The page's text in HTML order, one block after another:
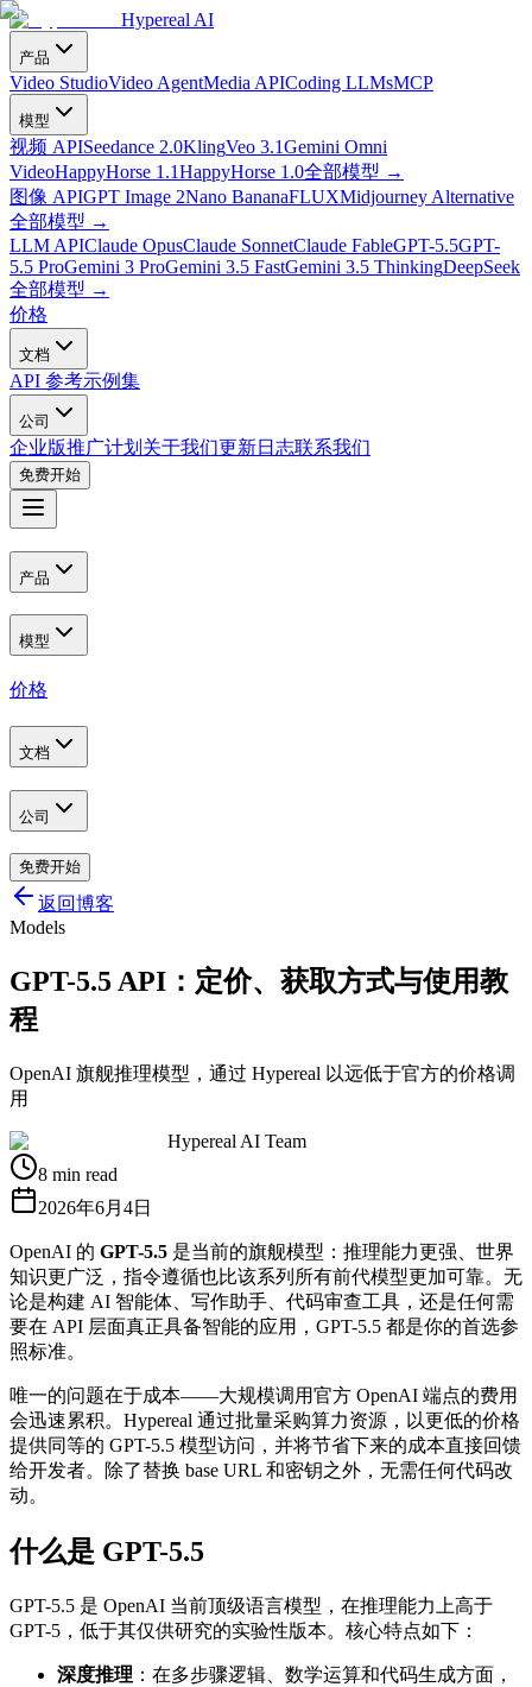
Hypereal AI
产品
Video StudioVideo AgentMedia APICoding LLMsMCP
模型
视频 APISeedance 2.0KlingVeo 3.1Gemini Omni
VideoHappyHorse 1.1HappyHorse 1.0全部模型 →
图像 APIGPT Image 2Nano BananaFLUXMidjourney Alternative
全部模型 →
LLM APIClaude OpusClaude SonnetClaude FableGPT-5.5GPT-
5.5 ProGemini 3 ProGemini 3.5 FastGemini 3.5 ThinkingDeepSeek
全部模型 →
价格
文档
API 参考示例集
公司
企业版推广计划 关于我们更新日志联系我们
免费开始
产品
模型
价格
文档
公司
免费开始
返回博客
Models
GPT-5.5 API：定价、获取方式与使用教
程
OpenAI 旗舰推理模型，通过 Hypereal 以远低于官方的价格调
用
Hypereal AI Team
8 min read
2026年6月4日
OpenAI 的 GPT-5.5 是当前的旗舰模型：推理能力更强、世界
知识更广泛，指令遵循也比该系列所有前代模型更加可靠。无
论是构建 AI 智能体、写作助手、代码审查工具，还是任何需
要在 API 层面真正具备智能的应用，GPT-5.5 都是你的首选参
照标准。
唯一的问题在于成本——大规模调用官方 OpenAI 端点的费用
会迅速累积。Hypereal 通过批量采购算力资源，以更低的价格
提供同等的 GPT-5.5 模型访问，并将节省下来的成本直接回馈
给开发者。除了替换 base URL 和密钥之外，无需任何代码改
动。
什么是 GPT-5.5
GPT-5.5 是 OpenAI 当前顶级语言模型，在推理能力上高于
GPT-5，低于其仅供研究的实验性版本。核心特点如下：
深度推理 ：在多步骤逻辑、数学运算和代码生成方面，